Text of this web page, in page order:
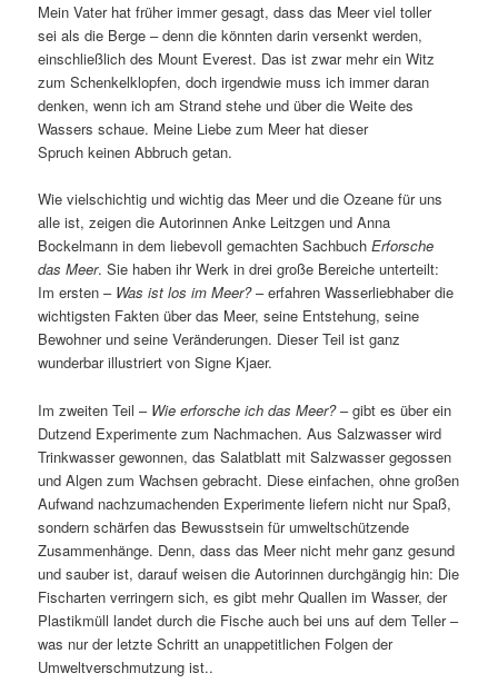
Mein Vater hat früher immer gesagt, dass das Meer viel toller
sei als die Berge – denn die könnten darin versenkt werden,
einschließlich des Mount Everest. Das ist zwar mehr ein Witz
zum Schenkelklopfen, doch irgendwie muss ich immer daran
denken, wenn ich am Strand stehe und über die Weite des
Wassers schaue. Meine Liebe zum Meer hat dieser
Spruch keinen Abbruch getan.
Wie vielschichtig und wichtig das Meer und die Ozeane für uns
alle ist, zeigen die Autorinnen Anke Leitzgen und Anna
Bockelmann in dem liebevoll gemachten SachbuchErforsche
das Meer. Sie haben ihr Werk in drei große Bereiche unterteilt:
Im ersten – Was ist los im Meer?– erfahren Wasserliebhaber die
wichtigsten Fakten über das Meer, seine Entstehung, seine
Bewohner und seine Veränderungen. Dieser Teil ist ganz
wunderbar illustriert von Signe Kjaer.
Im zweiten Teil – Wie erforsche ich das Meer?– gibt es über ein
Dutzend Experimente zum Nachmachen. Aus Salzwasser wird
Trinkwasser gewonnen, das Salatblatt mit Salzwasser gegossen
und Algen zum Wachsen gebracht. Diese einfachen, ohne großen
Aufwand nachzumachenden Experimente liefern nicht nur Spaß,
sondern schärfen das Bewusstsein für umweltschützende
Zusammenhänge. Denn, dass das Meer nicht mehr ganz gesund
und sauber ist, darauf weisen die Autorinnen durchgängig hin: Die
Fischarten verringern sich, es gibt mehr Quallen im Wasser, der
Plastikmüll landet durch die Fische auch bei uns auf dem Teller –
was nur der letzte Schritt an unappetitlichen Folgen der
Umweltverschmutzung ist..